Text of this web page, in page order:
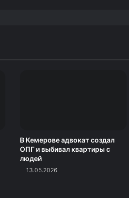
В Кемерове адвокат создал
ОПГ и выбивал квартиры с
людей
13.05.2026